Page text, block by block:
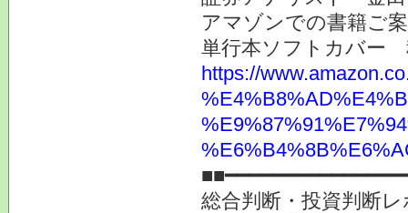
アマゾンでの書籍ご
単行本ソフトカバー
https://
総合判断・投資判断